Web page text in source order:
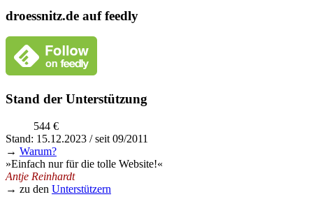
droessnitz.de auf feedly
Stand der Unterstützung
544 €
Stand: 15.12.2023 / seit 09/2011
→ Warum?
»Einfach nur für die tolle Website!«
Antje Reinhardt
→ zu den Unterstützern